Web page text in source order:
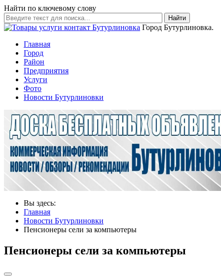
Найти по ключевому слову
Найти
Город Бутурлиновка.
Главная
Город
Район
Предприятия
Услуги
Фото
Новости Бутурлиновки
Вы здесь:
Главная
Новости Бутурлиновки
Пенсионеры сели за компьютеры
Пенсионеры сели за компьютеры